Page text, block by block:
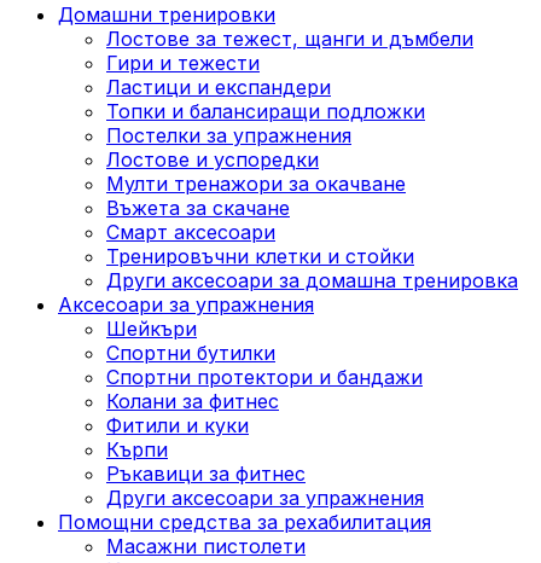
Домашни тренировки
Лостове за тежест, щанги и дъмбели
Гири и тежести
Ластици и експандери
Топки и балансиращи подложки
Постелки за упражнения
Лостове и успоредки
Мулти тренажори за окачване
Въжета за скачане
Смарт аксесоари
Тренировъчни клетки и стойки
Други аксесоари за домашна тренировка
Аксесоари за упражнения
Шейкъри
Спортни бутилки
Спортни протектори и бандажи
Колани за фитнес
Фитили и куки
Кърпи
Ръкавици за фитнес
Други аксесоари за упражнения
Помощни средства за рехабилитация
Масажни пистолети